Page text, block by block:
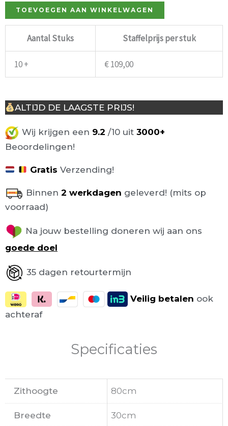
TOEVOEGEN AAN WINKELWAGEN
Aantal Stuks Staffelprijs per stuk
10 + €109,00
ALTIJD DE LAAGSTE PRIJS!
Wij krijgen een 9.2 /10 uit 3000+
Beoordelingen!
Gratis Verzending!
Binnen 2 werkdagen geleverd! (mits op
voorraad)
Na jouw bestelling doneren wij aan ons
goede doel
35 dagen retourtermijn
Veilig betalen ook
achteraf
Specificaties
Zithoogte 80cm
Breedte 30cm